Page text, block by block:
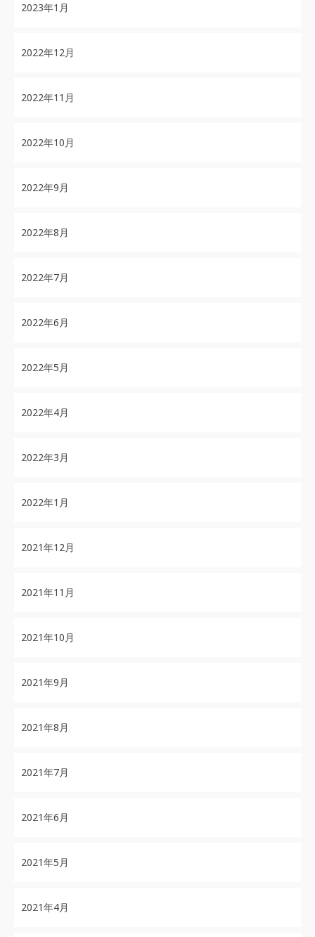
2023年1月
2022年12月
2022年11月
2022年10月
2022年9月
2022年8月
2022年7月
2022年6月
2022年5月
2022年4月
2022年3月
2022年1月
2021年12月
2021年11月
2021年10月
2021年9月
2021年8月
2021年7月
2021年6月
2021年5月
2021年4月